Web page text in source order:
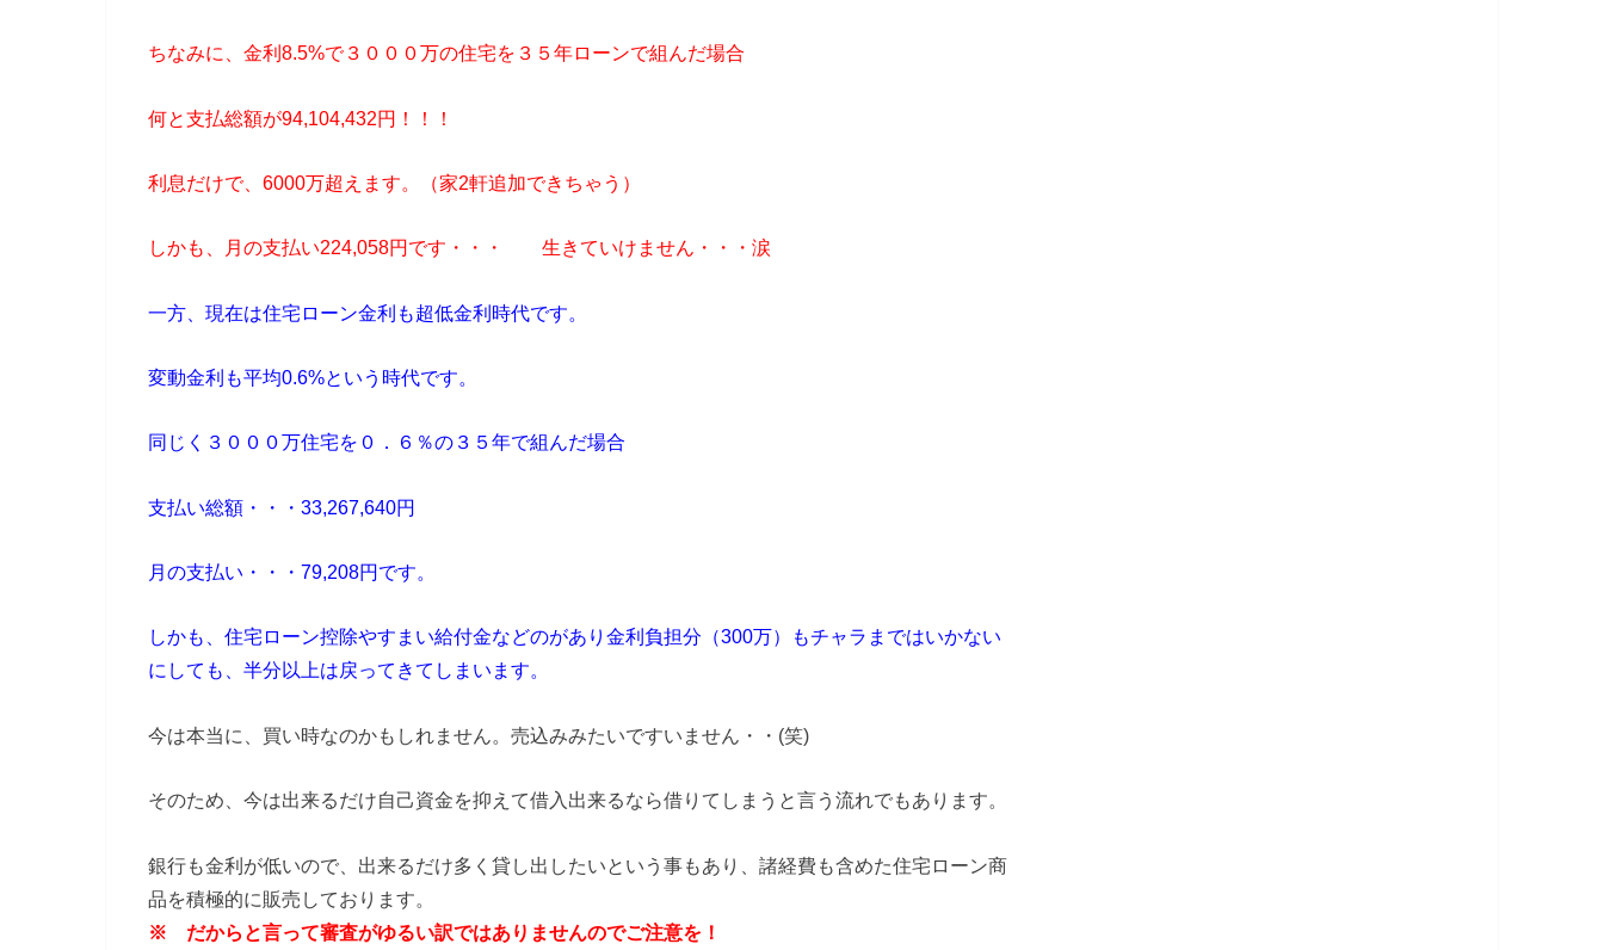
ちなみに、金利8.5%で３０００万の住宅を３５年ローンで組んだ場合
何と支払総額が94,104,432円！！！
利息だけで、6000万超えます。（家2軒追加できちゃう）
しかも、月の支払い224,058円です・・・ 生きていけません・・・涙
一方、現在は住宅ローン金利も超低金利時代です。
変動金利も平均0.6%という時代です。
同じく３０００万住宅を０．６％の３５年で組んだ場合
支払い総額・・・33,267,640円
月の支払い・・・79,208円です。
しかも、住宅ローン控除やすまい給付金などのがあり金利負担分（300万）もチャラまではいかない
にしても、半分以上は戻ってきてしまいます。
今は本当に、買い時なのかもしれません。売込みみたいですいません・・(笑)
そのため、今は出来るだけ自己資金を抑えて借入出来るなら借りてしまうと言う流れでもあります。
銀行も金利が低いので、出来るだけ多く貸し出したいという事もあり、諸経費も含めた住宅ローン商
品を積極的に販売しております。
※ だからと言って審査がゆるい訳ではありませんのでご注意を！